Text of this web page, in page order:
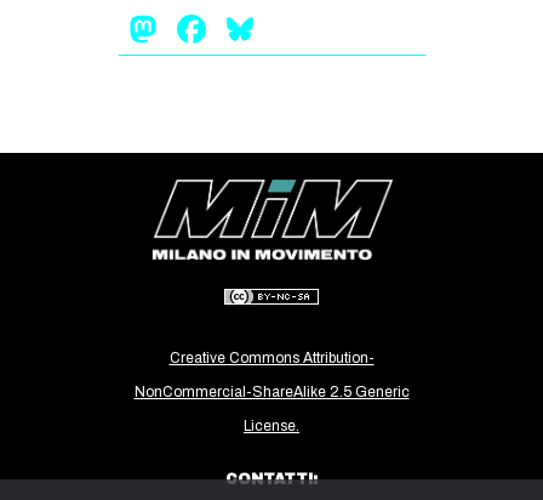
ARTE
RECENSIONI
INTERNAZIONALE
ESTREMO ORIENTE
EUROPA
MONDO
Mastodon
Facebook
Creative Commons Attribution-
NonCommercial-ShareAlike 2.5 Generic
License.
CONTATTI: